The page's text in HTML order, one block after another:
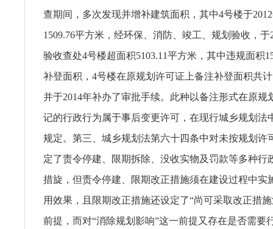
查期间，多次发现并增补建筑面积，其中4号楼于
1509.76平方米，经环保、消防、竣工、规划验收，于
验收查处4号楼超面积5103.11平方米，其中违规面积
补登面积，4号楼在原规划许可证上备注补登面积共
并于2014年补办了审批手续。此种以备注形式在原规
记的行政行为属于事后变更许可，在现行城乡规划法
规定。第三、城乡规划法第六十四条中对未按规划许
定了责令停建、限期拆除、没收实物及罚款等多种行
措旋，但责令停建、限期改正措施须在建设过程中实
用效果，且限期改正措施还设定了“尚可采取改正措
前提，而对“消除规划影响”这一前提又存在是否需要